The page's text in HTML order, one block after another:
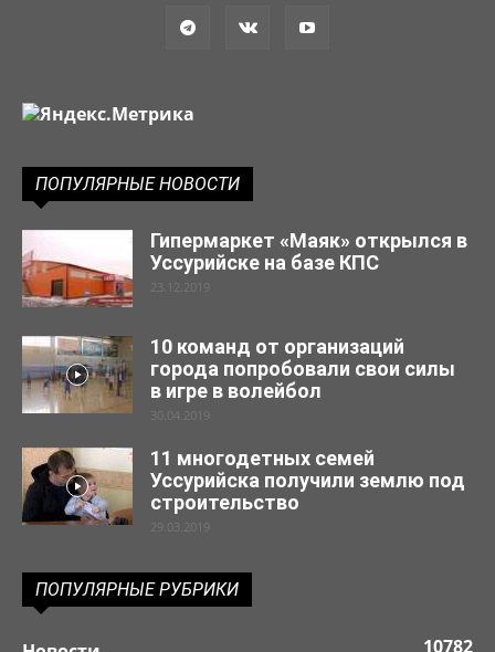
ПОПУЛЯРНЫЕ НОВОСТИ
Гипермаркет «Маяк» открылся в
Уссурийске на базе КПС
23.12.2019
10 команд от организаций
города попробовали свои силы
в игре в волейбол
30.04.2019
11 многодетных семей
Уссурийска получили землю под
строительство
29.03.2019
ПОПУЛЯРНЫЕ РУБРИКИ
10782